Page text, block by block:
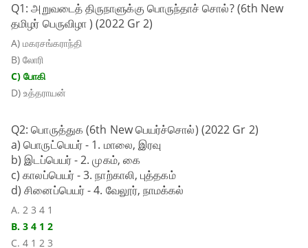
Q1: அறுவடைத் திருநாளுக்கு பொருந்தாச் சொல்? (6th New
தமிழர் பெருவிழா ) (2022 Gr 2)
A) மகரசங்கராந்தி
B) லோரி
C) போகி
D) உத்தராயன்
Q2: பொருத்துக (6th New பெயர்ச்சொல்) (2022 Gr 2)
a) பொருட்பெயர் - 1. மாலை, இரவு
b) இடப்பெயர் - 2. முகம், கை
c) காலப்பெயர் - 3. நாற்காலி, புத்தகம்
d) சினைப்பெயர் - 4. வேலூர், நாமக்கல்
A. 2 3 4 1
B. 3 4 1 2
C. 4 1 2 3